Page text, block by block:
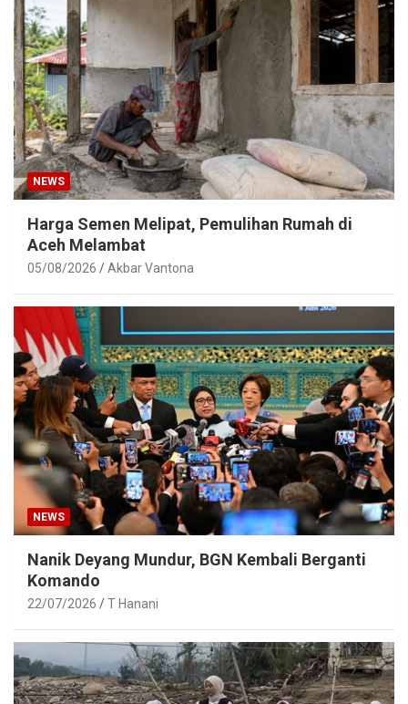
NEWS
Harga Semen Melipat, Pemulihan Rumah di
Aceh Melambat
05/08/2026 Akbar Vantona
NEWS
Nanik Deyang Mundur, BGN Kembali Berganti
Komando
22/07/2026 T Hanani